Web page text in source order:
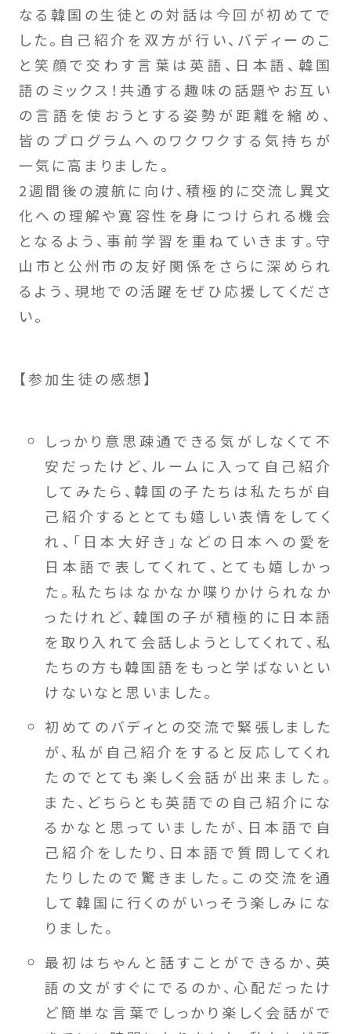
なる韓国の生徒との対話は今回が初めてで
した。自己紹介を双方が行い、バディーのこ
と笑顔で交わす言葉は英語、日本語、韓国
語のミックス！共通する趣味の話題やお互い
の言語を使おうとする姿勢が距離を縮め、
皆のプログラムへのワクワクする気持ちが
一気に高まりました。
2週間後の渡航に向け、積極的に交流し異文
化への理解や寛容性を身につけられる機会
となるよう、事前学習を重ねていきます。守
山市と公州市の友好関係をさらに深められ
るよう、現地での活躍をぜひ応援してくださ
い。
【参加生徒の感想】
しっかり意思疎通できる気がしなくて不
安だったけど、ルームに入って自己紹介
してみたら、韓国の子たちは私たちが自
己紹介するととても嬉しい表情をしてく
れ、「日本大好き」などの日本への愛を
日本語で表してくれて、とても嬉しかっ
た。私たちはなかなか喋りかけられなか
ったけれど、韓国の子が積極的に日本語
を取り入れて会話しようとしてくれて、私
たちの方も韓国語をもっと学ばないとい
けないなと思いました。
初めてのバディとの交流で緊張しました
が、私が自己紹介をすると反応してくれ
たのでとても楽しく会話が出来ました。
また、どちらとも英語での自己紹介にな
るかなと思っていましたが、日本語で自
己紹介をしたり、日本語で質問してくれ
たりしたので驚きました。この交流を通
して韓国に行くのがいっそう楽しみにな
りました。
最初はちゃんと話すことができるか、英
語の文がすぐにでるのか、心配だったけ
ど簡単な言葉でしっかり楽しく会話がで